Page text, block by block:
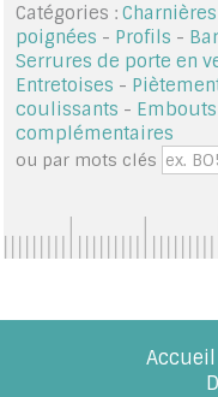
DIAPORAMA PHOTOS
PAR MARQUES
MON PANIER
A PROPOS DE LA
Catégories :
poignées - Profils -
Serrures de porte en
Entretoises -
coulissants -
complémentaires
ou par mots clés
Accueil